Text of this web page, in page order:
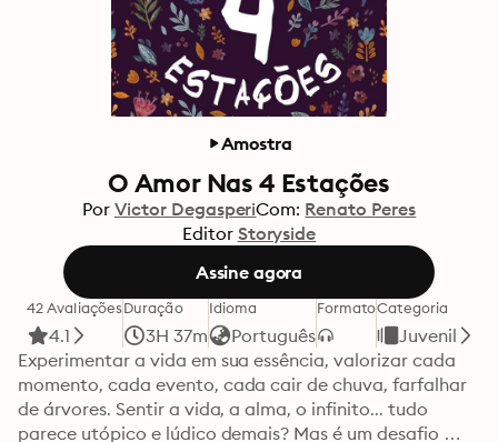
Amostra
O Amor Nas 4 Estações
Por Victor DegasperiCom: Renato Peres
Editor Storyside
Assine agora
42 Avaliações
4.1
Duração
3H 37m
Idioma
Português
FormatoCategoria
Juvenil
Experimentar a vida em sua essência, valorizar cada
momento, cada evento, cada cair de chuva, farfalhar
de árvores. Sentir a vida, a alma, o infinito... tudo
parece utópico e lúdico demais? Mas é um desafio